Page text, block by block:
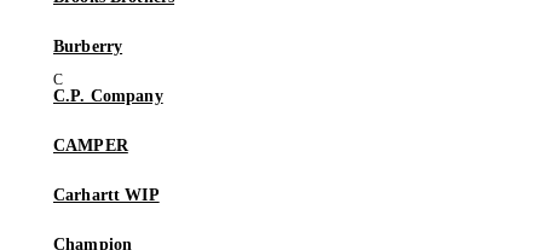
Burberry
C.P. Company
CAMPER
Carhartt WIP
Champion